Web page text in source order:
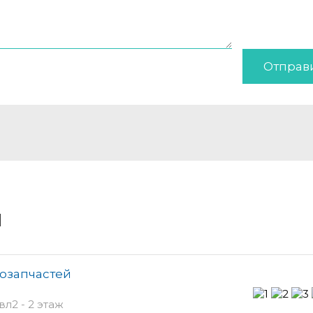
- 2 этаж